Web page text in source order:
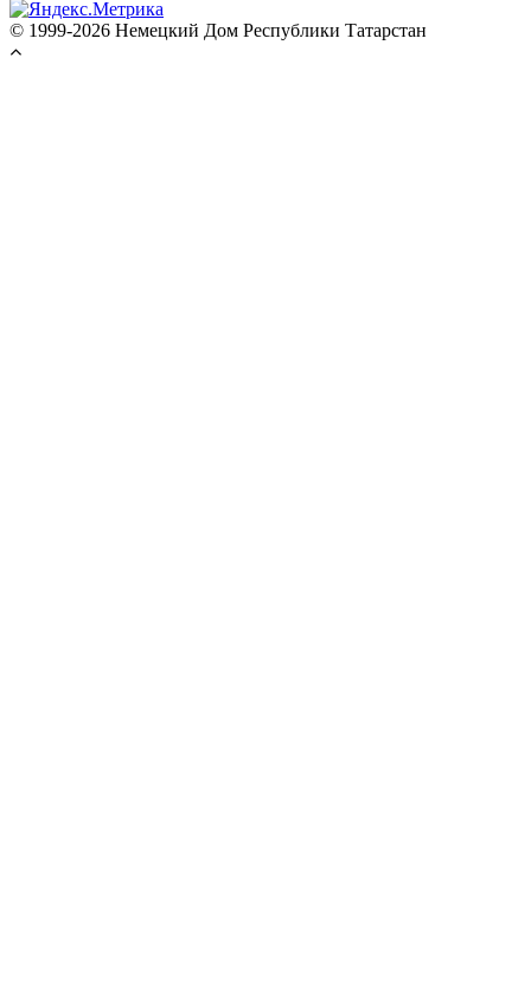
© 1999-2026 Немецкий Дом Республики Татарстан